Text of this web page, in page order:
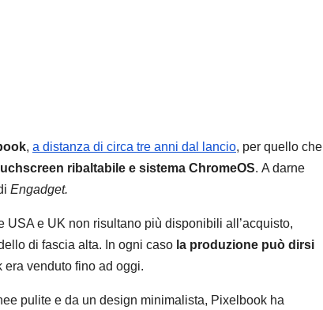
, a distanza di circa tre anni dal lancio, per quello che
ribaltabile e sistema ChromeOS. A darne
Engadget.
e UK non risultano più disponibili all’acquisto,
di fascia alta. In ogni caso la produzione può dirsi
venduto fino ad oggi.
pulite e da un design minimalista, Pixelbook ha